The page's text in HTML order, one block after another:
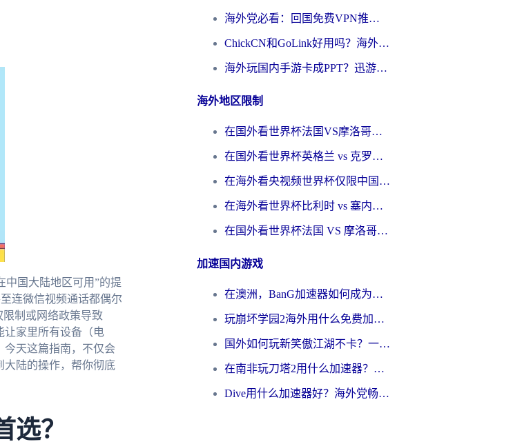
中国大陆地区可用”的提
连微信视频通话都偶尔
制或网络政策导致
家里所有设备（电
今天这篇指南，不仅会
大陆的操作，帮你彻底
？
海外党必看：回国免费VPN推荐？别踩坑！教你选对加速器无缝刷国内资源
ChickCN和GoLink好用吗？海外党如何选对回国加速器
海外玩国内手游卡成PPT？迅游和奇游手游哪个好？一篇讲透回国加速器怎么选
海外地区限制
在国外看世界杯法国VS摩洛哥地区限制？这篇指南让你流畅看中文解说无压力
在国外看世界杯英格兰 vs 克罗地亚当前地区不可播放？这篇指南帮你搞定所有海外观赛难题
在海外看央视频世界杯仅限中国大陆？这篇指南帮你解锁中文解说+无卡顿直播
在海外看世界杯比利时 vs 塞内加尔仅限中国大陆？我找到了最流畅的中文解说之路
在国外看世界杯法国 VS 摩洛哥仅限中国大陆？海外党这样看中文解说赛事不卡顿
加速国内游戏
在澳洲，BanG加速器如何成为你国服游戏的“时光机”？
玩崩坏学园2海外用什么免费加速器好？2026海外党亲测国服游戏加速指南
国外如何玩新笑傲江湖不卡？一份给海外游子的终极网络指南
在南非玩刀塔2用什么加速器？一份给海外游子的终极生存指南
Dive用什么加速器好？海外党畅玩国服游戏的终极避坑指南